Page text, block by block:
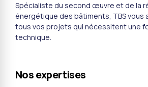
Spécialiste du second œuvre et de la
énergétique des bâtiments, TBS vous
tous vos projets qui nécessitent une
technique.
Nos expertises